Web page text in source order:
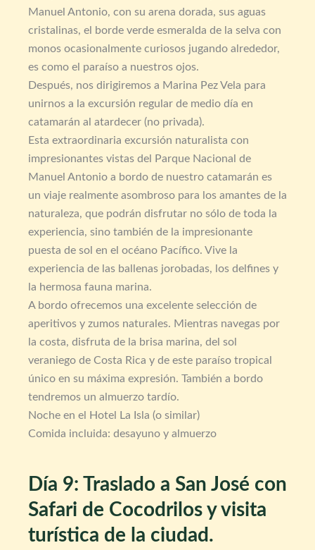
Manuel Antonio, con su arena dorada, sus aguas
cristalinas, el borde verde esmeralda de la selva con
monos ocasionalmente curiosos jugando alrededor,
es como el paraíso a nuestros ojos.
Después, nos dirigiremos a Marina Pez Vela para
unirnos a la excursión regular de medio día en
catamarán al atardecer (no privada).
Esta extraordinaria excursión naturalista con
impresionantes vistas del Parque Nacional de
Manuel Antonio a bordo de nuestro catamarán es
un viaje realmente asombroso para los amantes de la
naturaleza, que podrán disfrutar no sólo de toda la
experiencia, sino también de la impresionante
puesta de sol en el océano Pacífico. Vive la
experiencia de las ballenas jorobadas, los delfines y
la hermosa fauna marina.
A bordo ofrecemos una excelente selección de
aperitivos y zumos naturales. Mientras navegas por
la costa, disfruta de la brisa marina, del sol
veraniego de Costa Rica y de este paraíso tropical
único en su máxima expresión. También a bordo
tendremos un almuerzo tardío.
Noche en el Hotel La Isla (o similar)
Comida incluida: desayuno y almuerzo
Día 9: Traslado a San José con
Safari de Cocodrilos y visita
turística de la ciudad.